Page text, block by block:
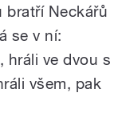
bratří Neckářů
se v ní:
hráli ve dvou s
všem, pak